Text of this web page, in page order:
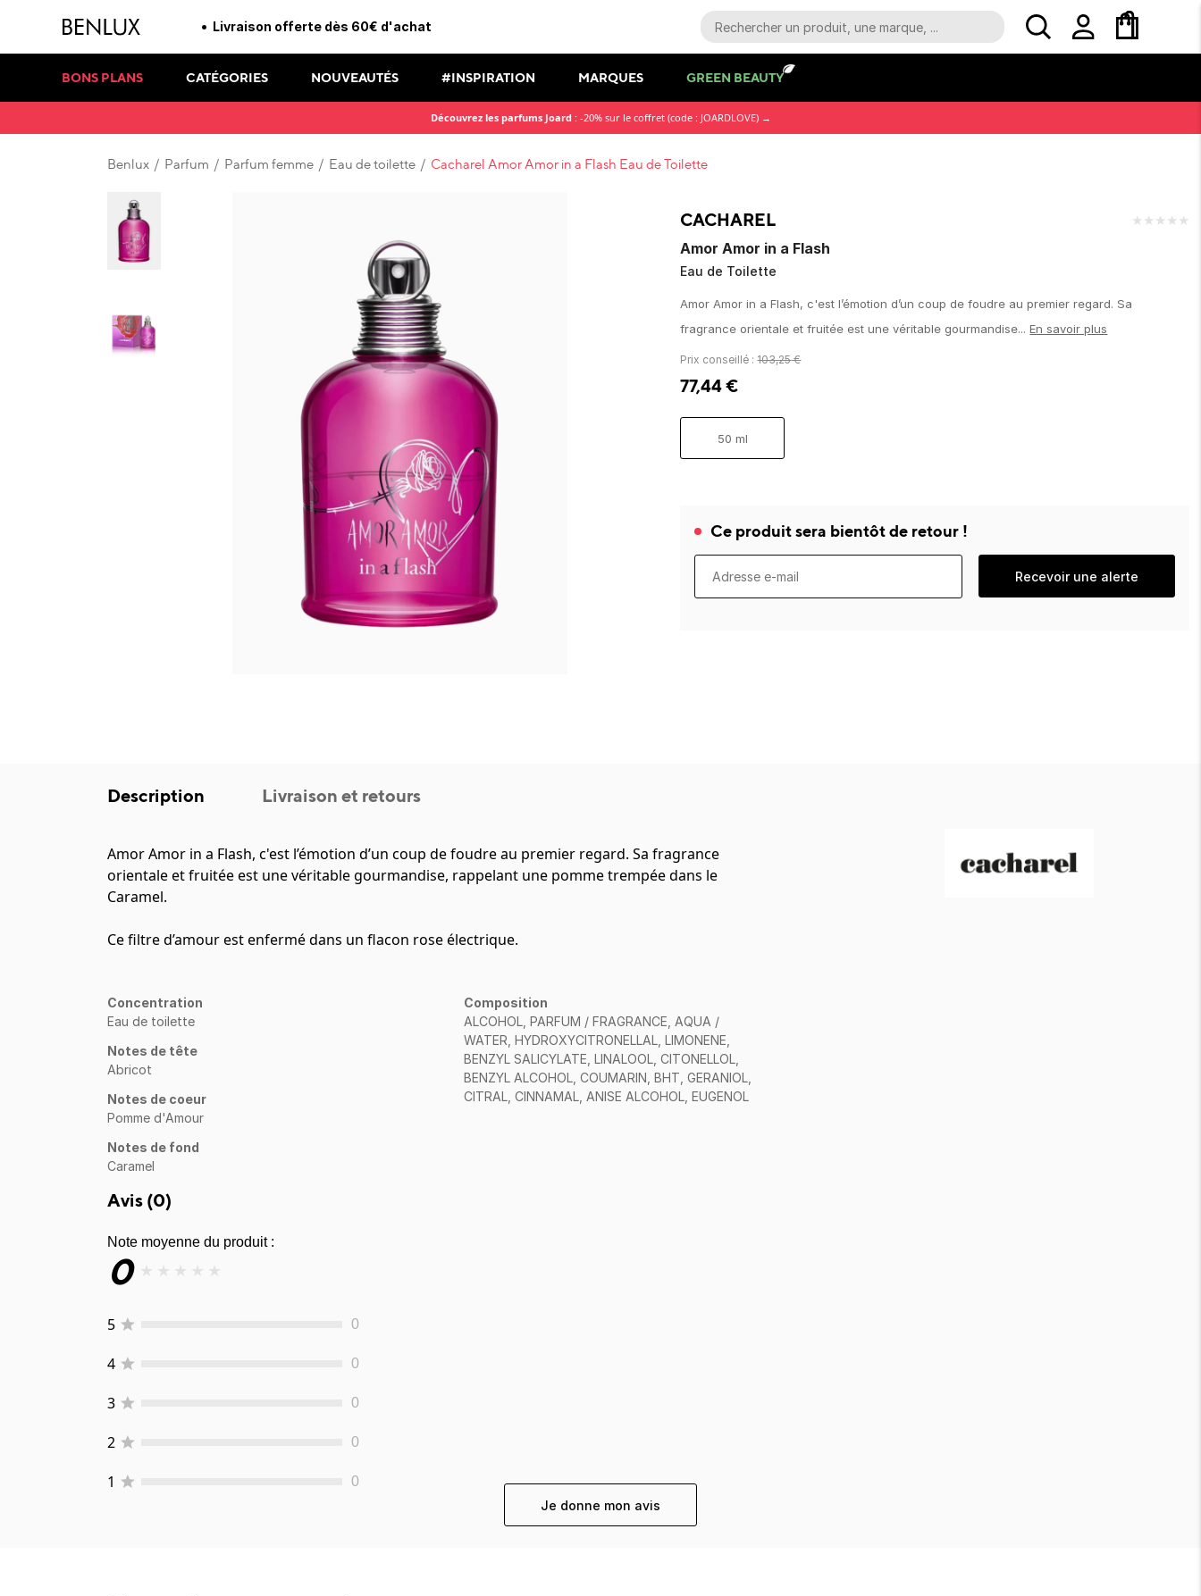
Livraison offerte dès 60€ d'achat
BONS PLANS CATÉGORIES NOUVEAUTÉS #INSPIRATION MARQUES GREEN BEAUTY
Découvrez les parfums Joard : -20% sur le coffret (code : JOARDLOVE) →
Benlux / Parfum / Parfum femme / Eau de toilette / Cacharel Amor Amor in a Flash Eau de Toilette
Amor Amor in a Flash
Eau de Toilette
CACHAREL ★ ★ ★ ★ ★
Amor Amor in a Flash, c'est l’émotion d’un coup de foudre au premier regard. Sa
fragrance orientale et fruitée est une véritable gourmandise... En savoir plus
Prix conseillé :103,25€
77,44€
50 ml
Ce produit sera bientôt de retour !
Recevoir une alerte
Description Livraison et retours
Amor Amor in a Flash, c'est l’émotion d’un coup de foudre au premier regard. Sa fragrance
orientale et fruitée est une véritable gourmandise, rappelant une pomme trempée dans le
Caramel.
Ce filtre d’amour est enfermé dans un flacon rose électrique.
Concentration
Eau de toilette
Notes de tête
Abricot
Notes de coeur
Pomme d'Amour
Notes de fond
Caramel
Composition
ALCOHOL, PARFUM / FRAGRANCE, AQUA /
WATER, HYDROXYCITRONELLAL, LIMONENE,
BENZYL SALICYLATE, LINALOOL, CITONELLOL,
BENZYL ALCOHOL, COUMARIN, BHT, GERANIOL,
CITRAL, CINNAMAL, ANISE ALCOHOL, EUGENOL
Avis (0)
Note moyenne du produit :
0 ★ ★ ★ ★ ★
5 0
4 0
3 0
2 0
1
0
Je donne mon avis